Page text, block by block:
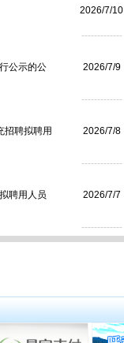
2026/7/10
-------------
公示的公
2026/7/9
-------------
招聘拟聘用
2026/7/8
-------------
聘用人员
2026/7/7
-------------